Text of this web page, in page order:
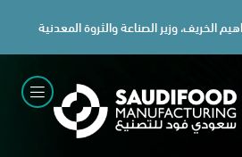
الخريف، وزير الصناعة والثروة المعدنية